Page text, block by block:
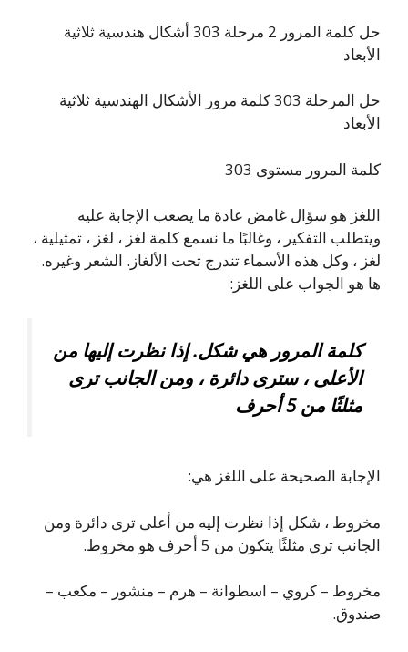
حل كلمة المرور 2 مرحلة 303 أشكال هندسية ثلاثية
الأبعاد
حل المرحلة 303 كلمة مرور الأشكال الهندسية ثلاثية
الأبعاد
كلمة المرور مستوى 303
اللغز هو سؤال غامض عادة ما يصعب الإجابة عليه
ويتطلب التفكير ، وغالبًا ما نسمع كلمة لغز ، لغز ، تمثيلية ،
لغز ، وكل هذه الأسماء تندرج تحت الألغاز. الشعر وغيره.
ها هو الجواب على اللغز:
كلمة المرور هي شكل. إذا نظرت إليها من
الأعلى ، سترى دائرة ، ومن الجانب ترى
مثلثًا من 5 أحرف
الإجابة الصحيحة على اللغز هي:
مخروط ، شكل إذا نظرت إليه من أعلى ترى دائرة ومن
الجانب ترى مثلثًا يتكون من 5 أحرف هو مخروط.
مخروط – كروي – اسطوانة – هرم – منشور – مكعب –
صندوق.